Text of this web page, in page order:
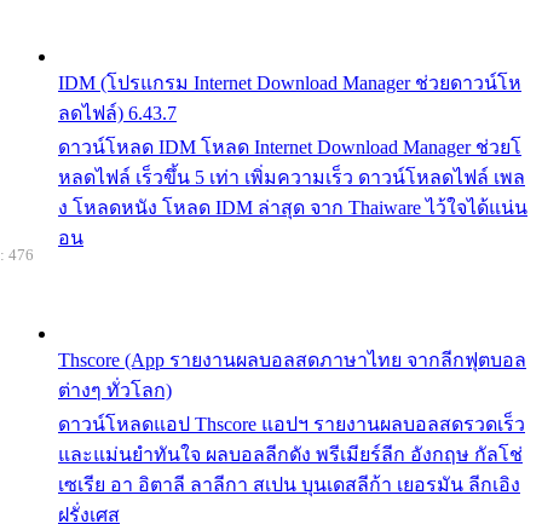
IDM (โปรแกรม Internet Download Manager ช่วยดาวน์โห
ลดไฟล์) 6.43.7
ดาวน์โหลด IDM โหลด Internet Download Manager ช่วยโ
หลดไฟล์ เร็วขึ้น 5 เท่า เพิ่มความเร็ว ดาวน์โหลดไฟล์ เพล
ง โหลดหนัง โหลด IDM ล่าสุด จาก Thaiware ไว้ใจได้แน่น
อน
Thscore (App รายงานผลบอลสดภาษาไทย จากลีกฟุตบอล
ต่างๆ ทั่วโลก)
ดาวน์โหลดแอป Thscore แอปฯ รายงานผลบอลสดรวดเร็ว
และแม่นยำทันใจ ผลบอลลีกดัง พรีเมียร์ลีก อังกฤษ กัลโช่
เซเรีย อา อิตาลี ลาลีกา สเปน บุนเดสลีก้า เยอรมัน ลีกเอิง
ฝรั่งเศส
476